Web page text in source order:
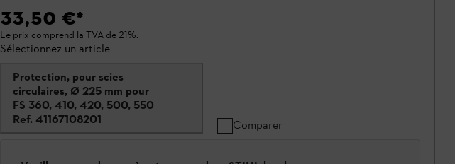
33,50 €*
Le prix comprend la TVA de 21%.
Sélectionnez un article
Protection, pour scies
circulaires, Ø 225 mm pour
FS 360, 410, 420, 500, 550
Ref. 41167108201 Comparer